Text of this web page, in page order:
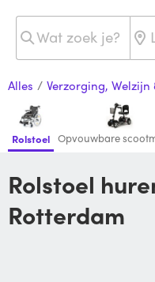
Alles / Verzorging, Welzijn
Rolstoel Opvouwbare
Rolstoel huren van je buren in
Rotterdam